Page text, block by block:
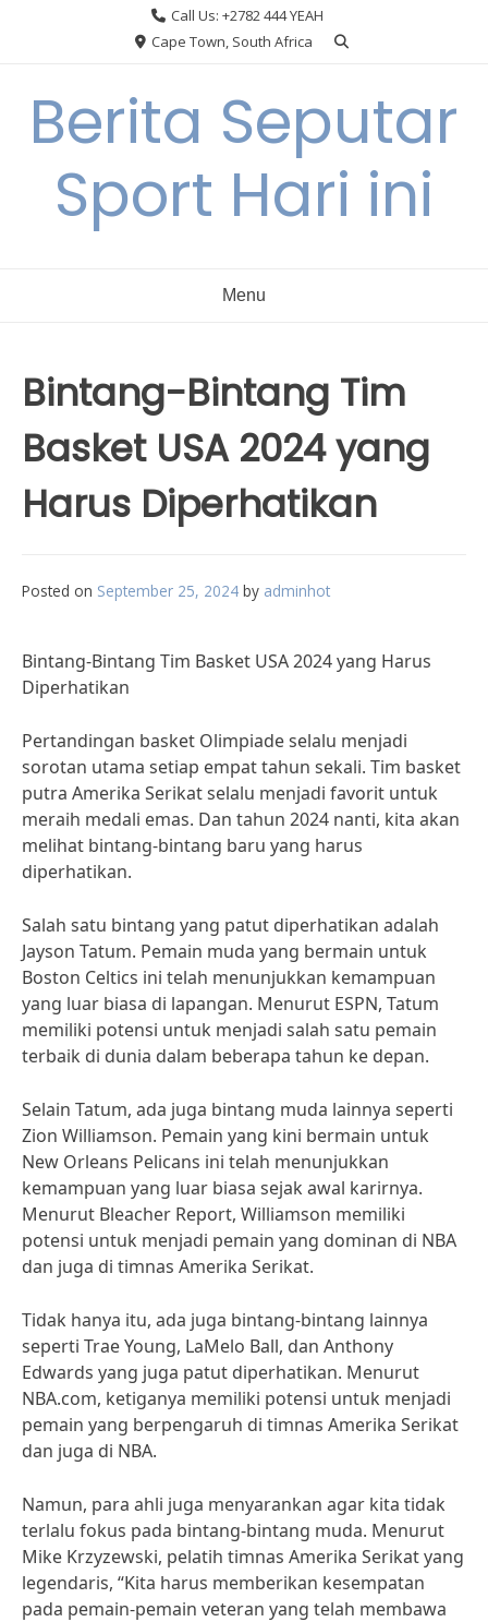
Call Us: +2782 444 YEAH
Cape Town, South Africa
Berita Seputar
Sport Hari ini
Menu
Bintang-Bintang Tim
Basket USA 2024 yang
Harus Diperhatikan
Posted on September 25, 2024 by adminhot
Bintang-Bintang Tim Basket USA 2024 yang Harus
Diperhatikan
Pertandingan basket Olimpiade selalu menjadi
sorotan utama setiap empat tahun sekali. Tim basket
putra Amerika Serikat selalu menjadi favorit untuk
meraih medali emas. Dan tahun 2024 nanti, kita akan
melihat bintang-bintang baru yang harus
diperhatikan.
Salah satu bintang yang patut diperhatikan adalah
Jayson Tatum. Pemain muda yang bermain untuk
Boston Celtics ini telah menunjukkan kemampuan
yang luar biasa di lapangan. Menurut ESPN, Tatum
memiliki potensi untuk menjadi salah satu pemain
terbaik di dunia dalam beberapa tahun ke depan.
Selain Tatum, ada juga bintang muda lainnya seperti
Zion Williamson. Pemain yang kini bermain untuk
New Orleans Pelicans ini telah menunjukkan
kemampuan yang luar biasa sejak awal karirnya.
Menurut Bleacher Report, Williamson memiliki
potensi untuk menjadi pemain yang dominan di NBA
dan juga di timnas Amerika Serikat.
Tidak hanya itu, ada juga bintang-bintang lainnya
seperti Trae Young, LaMelo Ball, dan Anthony
Edwards yang juga patut diperhatikan. Menurut
NBA.com, ketiganya memiliki potensi untuk menjadi
pemain yang berpengaruh di timnas Amerika Serikat
dan juga di NBA.
Namun, para ahli juga menyarankan agar kita tidak
terlalu fokus pada bintang-bintang muda. Menurut
Mike Krzyzewski, pelatih timnas Amerika Serikat yang
legendaris, “Kita harus memberikan kesempatan
pada pemain-pemain veteran yang telah membawa